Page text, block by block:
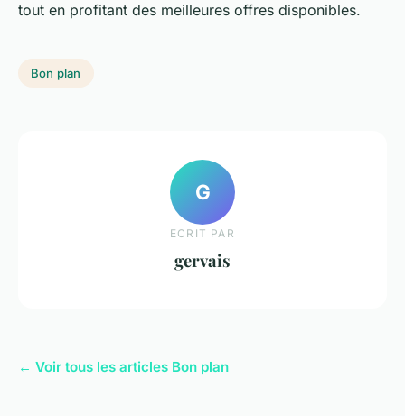
tout en profitant des meilleures offres disponibles.
Bon plan
G
ECRIT PAR
gervais
← Voir tous les articles Bon plan